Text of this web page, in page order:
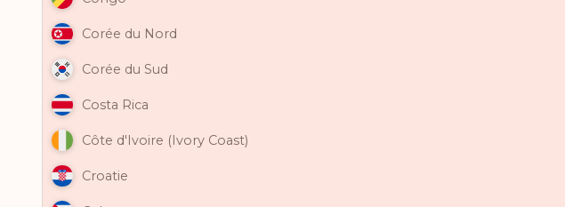
Corée du Nord
Corée du Sud
Costa Rica
Côte d'Ivoire (Ivory Coast)
Croatie